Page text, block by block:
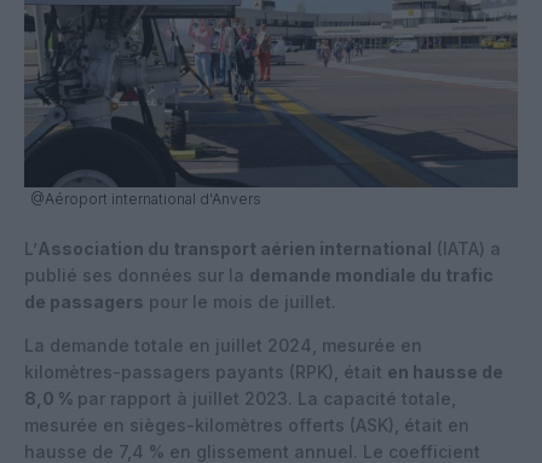
@Aéroport international d'Anvers
L’Association du transport aérien international (IATA) a
publié ses données sur la demande mondiale du trafic
de passagers pour le mois de juillet.
La demande totale en juillet 2024, mesurée en
kilomètres-passagers payants (RPK), était en hausse de
8,0 % par rapport à juillet 2023. La capacité totale,
mesurée en sièges-kilomètres offerts (ASK), était en
hausse de 7,4 % en glissement annuel. Le coefficient